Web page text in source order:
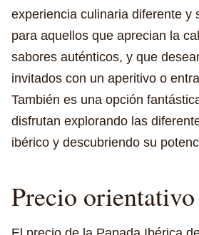
experiencia culinaria diferente y
para aquellos que aprecian la
sabores auténticos, y que
invitados con un aperitivo o
También es una opción
disfrutan explorando las
ibérico y descubriendo su
Precio orientativo